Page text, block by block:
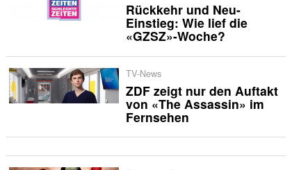
Rückkehr und Neu-
Einstieg: Wie lief die
«GZSZ»-Woche?
TV-News
ZDF zeigt nur den Auftakt
von «The Assassin» im
Fernsehen